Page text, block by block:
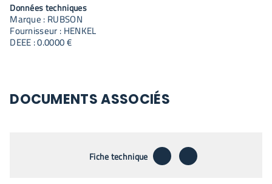
Données techniques
Marque : RUBSON
Fournisseur : HENKEL
DEEE : 0.0000 €
DOCUMENTS ASSOCIÉS
Fiche technique téléchargerenvoyer par